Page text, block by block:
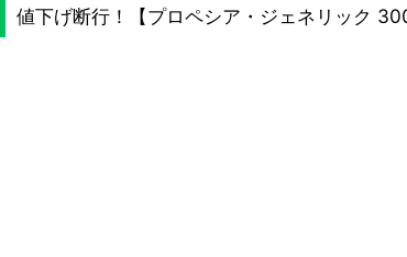
値下げ断行！【プロペシア・ジェネリック